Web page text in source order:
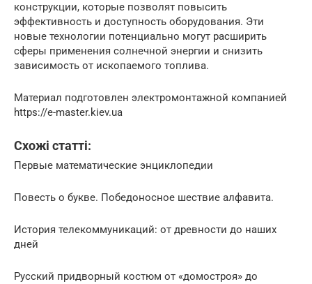
конструкции, которые позволят повысить
эффективность и доступность оборудования. Эти
новые технологии потенциально могут расширить
сферы применения солнечной энергии и снизить
зависимость от ископаемого топлива.
Материал подготовлен электромонтажной компанией
https://e-master.kiev.ua
Схожі статті:
Первые математические энциклопедии
Повесть о букве. Победоносное шествие алфавита.
История телекоммуникаций: от древности до наших
дней
Русский придворный костюм от «домостроя» до